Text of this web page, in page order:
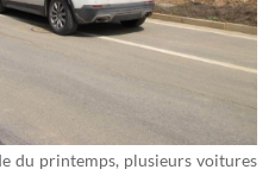
du printemps, plusieurs voitures